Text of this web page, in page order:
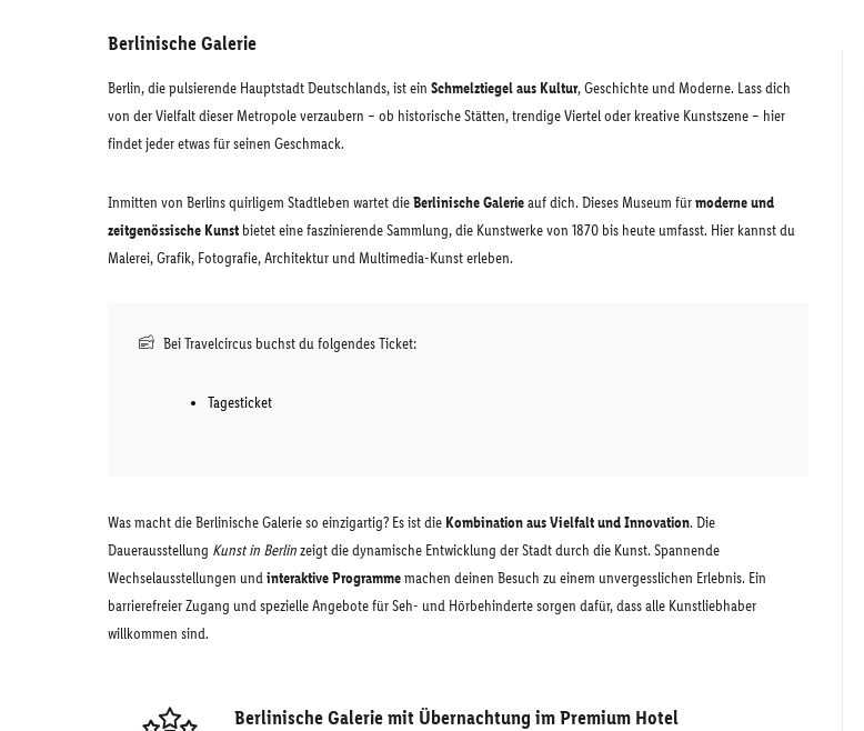
Berlinische Galerie
Berlin, die pulsierende Hauptstadt Deutschlands, ist ein Schmelztiegel aus Kultur, Geschichte und Moderne. Lass dich
von der Vielfalt dieser Metropole verzaubern – ob historische Stätten, trendige Viertel oder kreative Kunstszene – hier
findet jeder etwas für seinen Geschmack.
Inmitten von Berlins quirligem Stadtleben wartet dieBerlinische Galerieauf dich. Dieses Museum fürmoderne und
zeitgenössische Kunst bietet eine faszinierende Sammlung, die Kunstwerke von 1870 bis heute umfasst. Hier kannst du
Malerei, Grafik, Fotografie, Architektur und Multimedia-Kunst erleben.
Bei Travelcircus buchst du folgendes Ticket:
Tagesticket
Was macht die Berlinische Galerie so einzigartig? Es ist die Kombination aus Vielfalt und Innovation. Die
Dauerausstellung Kunst in Berlinzeigt die dynamische Entwicklung der Stadt durch die Kunst. Spannende
Wechselausstellungen undinteraktive Programmemachen deinen Besuch zu einem unvergesslichen Erlebnis. Ein
barrierefreier Zugang und spezielle Angebote für Seh- und Hörbehinderte sorgen dafür, dass alle Kunstliebhaber
willkommen sind.
Berlinische Galerie mit Übernachtung im Premium Hotel